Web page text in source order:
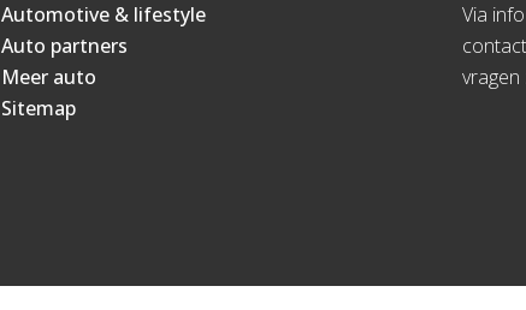
Automotive & lifestyle
Auto partners
Meer auto
Sitemap
Via
vragen